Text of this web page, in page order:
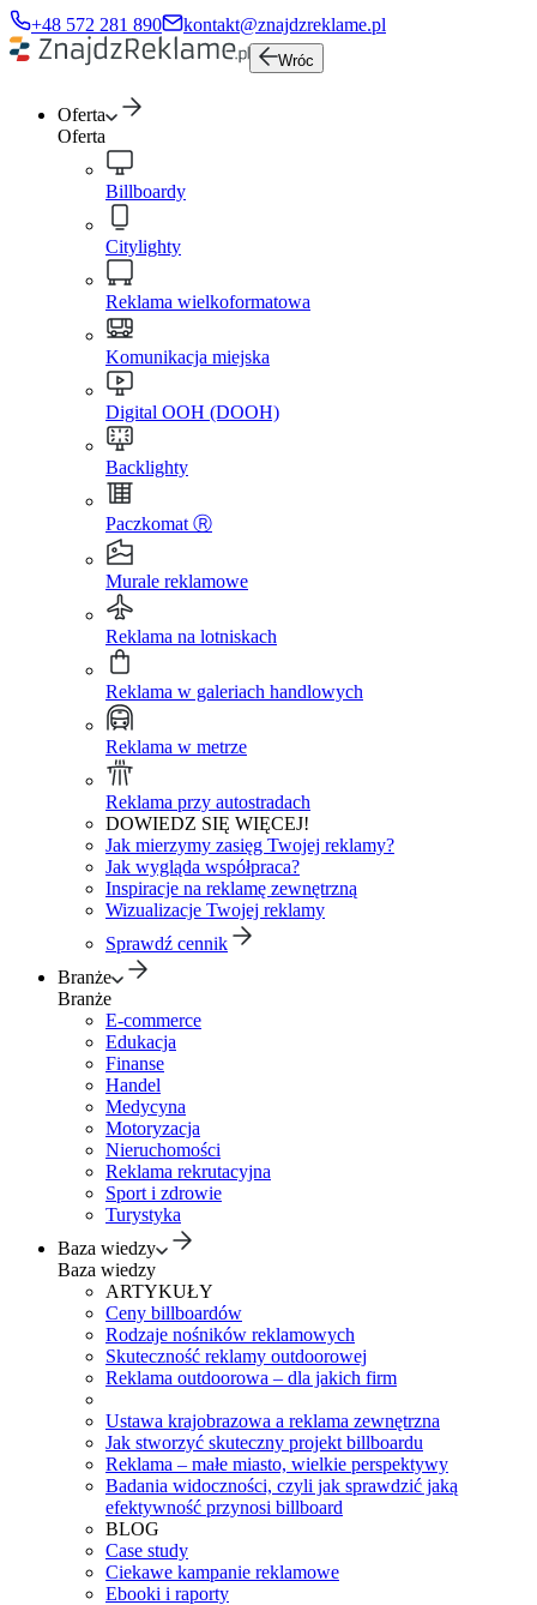
+48 572 281 890 kontakt@znajdzreklame.pl
Wróc
Oferta
Oferta
Billboardy
Citylighty
Reklama wielkoformatowa
Komunikacja miejska
Digital OOH (DOOH)
Backlighty
Paczkomat Ⓡ
Murale reklamowe
Reklama na lotniskach
Reklama w galeriach handlowych
Reklama w metrze
Reklama przy autostradach
DOWIEDZ SIĘ WIĘCEJ!
Jak mierzymy zasięg Twojej reklamy?
Jak wygląda współpraca?
Inspiracje na reklamę zewnętrzną
Wizualizacje Twojej reklamy
Sprawdź cennik
Branże
Branże
E-commerce
Edukacja
Finanse
Handel
Medycyna
Motoryzacja
Nieruchomości
Reklama rekrutacyjna
Sport i zdrowie
Turystyka
Baza wiedzy
Baza wiedzy
ARTYKUŁY
Ceny billboardów
Rodzaje nośników reklamowych
Skuteczność reklamy outdoorowej
Reklama outdoorowa – dla jakich firm
Ustawa krajobrazowa a reklama zewnętrzna
Jak stworzyć skuteczny projekt billboardu
Reklama – małe miasto, wielkie perspektywy
Badania widoczności, czyli jak sprawdzić jaką
efektywność przynosi billboard
BLOG
Case study
Ciekawe kampanie reklamowe
Ebooki i raporty